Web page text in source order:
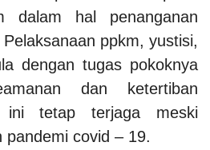
dalam hal penanganan
ppkm, yustisi,
dengan tugas pokoknya
dan ketertiban
ini tetap terjaga meski
pandemi covid – 19.